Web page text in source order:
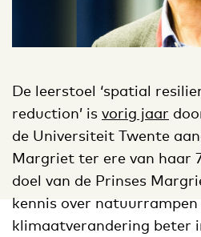
De leerstoel ‘spatial
reduction’ is vorig jaar
de Universiteit Twente
Margriet ter ere van haar
doel van de Prinses
kennis over natuurrampen
klimaatverandering beter